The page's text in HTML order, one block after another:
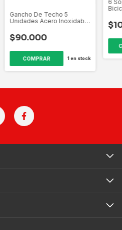
Gancho De Techo 5
Unidades Acero Inoxidable
$90.000
COMPRAR 1en stock
6